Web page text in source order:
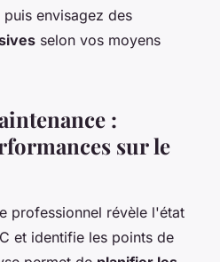
envisagez des
selon vos moyens
:
sur le
professionnel révèle l'état
et identifie les points de